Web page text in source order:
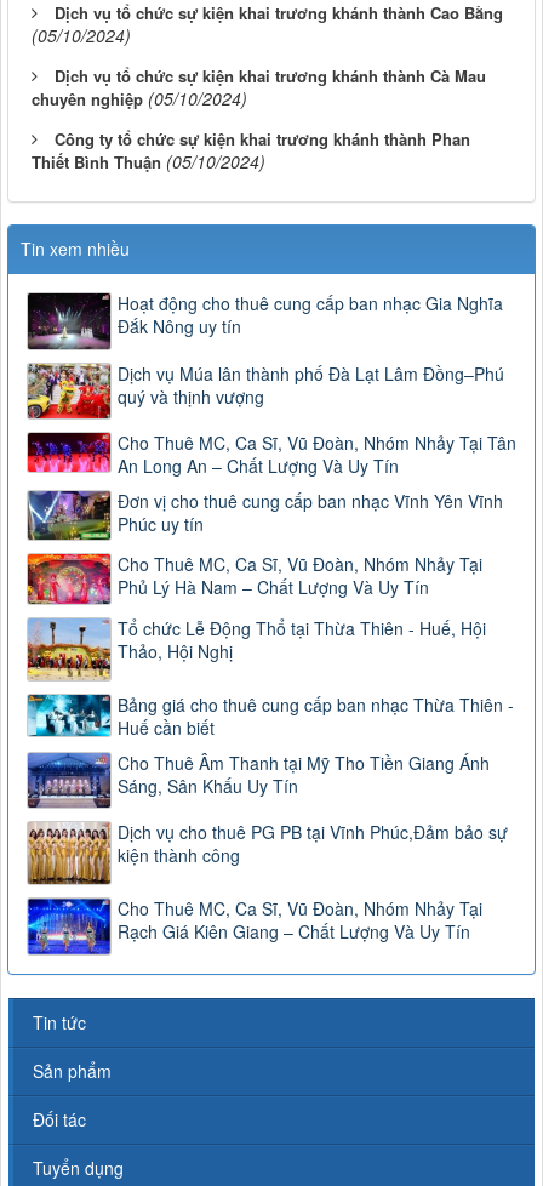
Dịch vụ tổ chức sự kiện khai trương khánh thành Cao Bằng
(05/10/2024)
Dịch vụ tổ chức sự kiện khai trương khánh thành Cà Mau
chuyên nghiệp (05/10/2024)
Công ty tổ chức sự kiện khai trương khánh thành Phan
Thiết Bình Thuận (05/10/2024)
Tin xem nhiều
Hoạt động cho thuê cung cấp ban nhạc Gia Nghĩa
Đắk Nông uy tín
Dịch vụ Múa lân thành phố Đà Lạt Lâm Đồng–Phú
quý và thịnh vượng
Cho Thuê MC, Ca Sĩ, Vũ Đoàn, Nhóm Nhảy Tại Tân
An Long An – Chất Lượng Và Uy Tín
Đơn vị cho thuê cung cấp ban nhạc Vĩnh Yên Vĩnh
Phúc uy tín
Cho Thuê MC, Ca Sĩ, Vũ Đoàn, Nhóm Nhảy Tại
Phủ Lý Hà Nam – Chất Lượng Và Uy Tín
Tổ chức Lễ Động Thổ tại Thừa Thiên - Huế, Hội
Thảo, Hội Nghị
Bảng giá cho thuê cung cấp ban nhạc Thừa Thiên -
Huế cần biết
Cho Thuê Âm Thanh tại Mỹ Tho Tiền Giang Ánh
Sáng, Sân Khấu Uy Tín
Dịch vụ cho thuê PG PB tại Vĩnh Phúc,Đảm bảo sự
kiện thành công
Cho Thuê MC, Ca Sĩ, Vũ Đoàn, Nhóm Nhảy Tại
Rạch Giá Kiên Giang – Chất Lượng Và Uy Tín
Tin tức
Sản phẩm
Đối tác
Tuyển dụng